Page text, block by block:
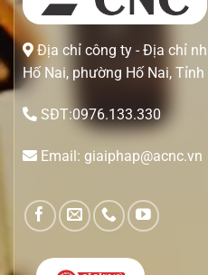
Địa chỉ công ty - Địa chỉ
Hố Nai, phường Hố Nai,
SĐT:0976.133.330
Email: giaiphap@acnc.vn